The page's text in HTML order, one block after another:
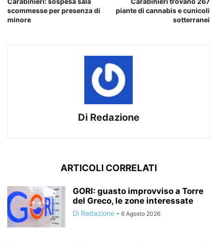
scommesse per presenza di
minore
piante di cannabis e cunicoli
sotterranei
Di Redazione
ARTICOLI CORRELATI
GORI: guasto improvviso a Torre
del Greco, le zone interessate
Di Redazione - 6 Agosto 2026